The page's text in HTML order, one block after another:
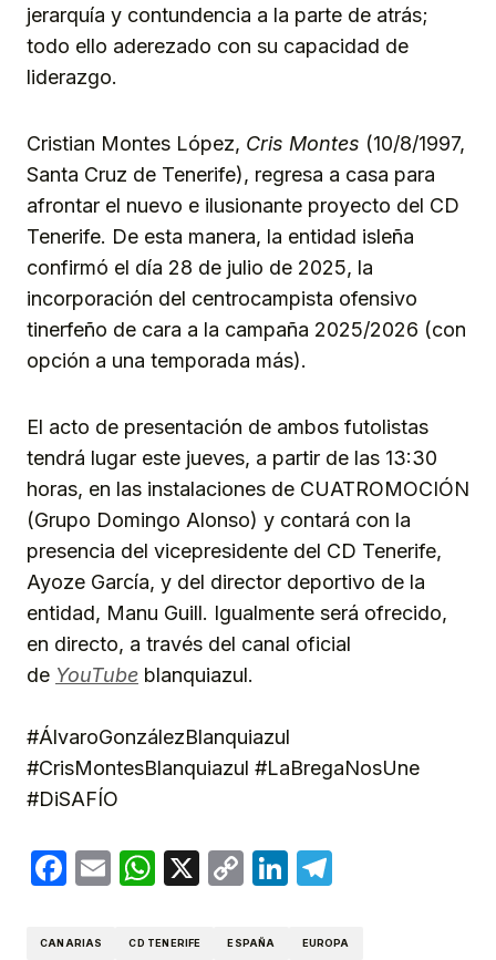
jerarquía y contundencia a la parte de atrás;
todo ello aderezado con su capacidad de
liderazgo.
Cristian Montes López, Cris Montes (10/8/1997,
Santa Cruz de Tenerife), regresa a casa para
afrontar el nuevo e ilusionante proyecto del CD
Tenerife. De esta manera, la entidad isleña
confirmó el día 28 de julio de 2025, la
incorporación del centrocampista ofensivo
tinerfeño de cara a la campaña 2025/2026 (con
opción a una temporada más).
El acto de presentación de ambos futolistas
tendrá lugar este jueves, a partir de las 13:30
horas, en las instalaciones de CUATROMOCIÓN
(Grupo Domingo Alonso) y contará con la
presencia del vicepresidente del CD Tenerife,
Ayoze García, y del director deportivo de la
entidad, Manu Guill. Igualmente será ofrecido,
en directo, a través del canal oficial
de YouTube blanquiazul.
#ÁlvaroGonzálezBlanquiazul
#CrisMontesBlanquiazul #LaBregaNosUne
#DiSAFÍO
Facebook
EmailWhatsApp
X
CopyLinkedIn
CANARIAS CD TENERIFE ESPAÑA EUROPA